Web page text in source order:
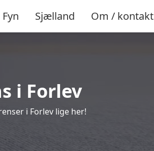
Fyn Sjælland Om / kontakt
i Forlev
i Forlev lige her!